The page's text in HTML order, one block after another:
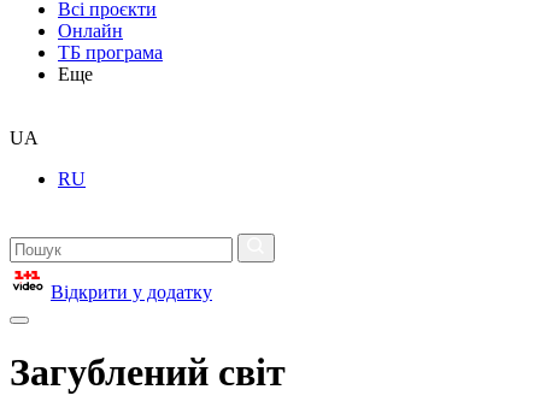
Всі проєкти
Онлайн
ТБ програма
Еще
UA
RU
Відкрити у додатку
Загублений світ